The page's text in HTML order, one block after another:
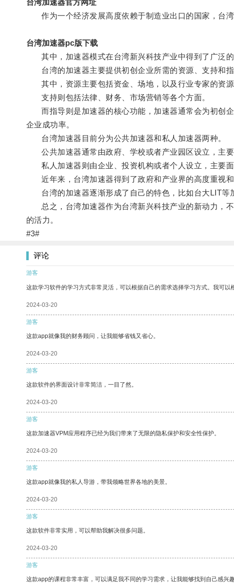
台湾加速器官方网址
作为一个经济发展高度依赖于制造业出口的国家，台湾
台湾加速器pc版下载
其中，加速器模式在台湾新兴科技产业中得到了广泛的
台湾的加速器主要提供初创企业所需的资源、支持和指
其中，资源主要包括资金、场地，以及行业专家的资源
支持则包括法律、财务、市场营销等各个方面。
而指导则是加速器的核心功能，加速器通常会为初创企
企业成功率。
台湾加速器目前分为公共加速器和私人加速器两种。
公共加速器通常由政府、学校或者产业园区设立，主要
私人加速器则由企业、投资机构或者个人设立，主要面
近年来，台湾加速器得到了政府和产业界的高度重视和
台湾的加速器逐渐形成了自己的特色，比如台大LIT等
总之，台湾加速器作为台湾新兴科技产业的新动力，不
的活力。
#3#
评论
游客
这款学习软件的学习方式非常灵活，可以根据自己的需求选择学习方式。我可以
2024-03-20
游客
这款app就像我的财务顾问，让我能够省钱又省心。
2024-03-20
游客
这款软件的界面设计非常简洁，一目了然。
2024-03-20
游客
这款加速器VPM应用程序已经为我们带来了无限的隐私保护和安全性保护。
2024-03-20
游客
这款app就像我的私人导游，带我领略世界各地的美景。
2024-03-20
游客
这款软件非常实用，可以帮助我解决很多问题。
2024-03-20
游客
这款app的课程非常丰富，可以满足我不同的学习需求，让我能够找到自己感兴趣